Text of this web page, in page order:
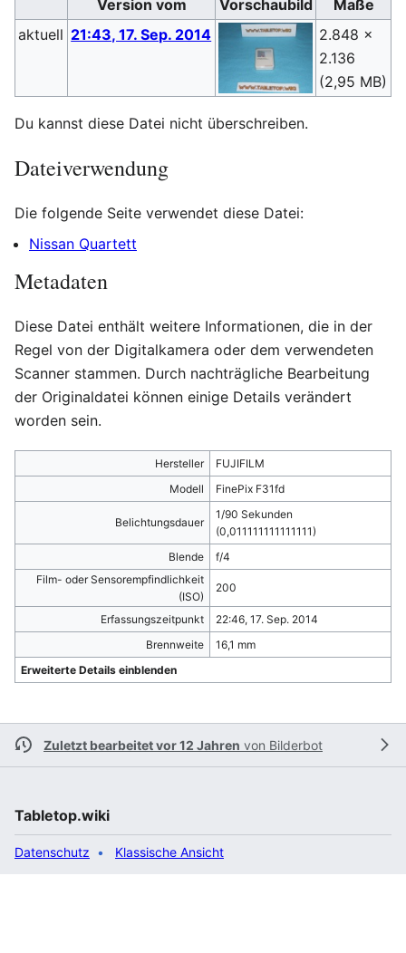
Version vom Vorschaubild
Maße
aktuell 21:43, 17. Sep. 2014
2.848 ×
2.136
(2,95 MB)
Du kannst diese Datei nicht überschreiben.
Dateiverwendung
Die folgende Seite verwendet diese Datei:
Nissan Quartett
Metadaten
Diese Datei enthält weitere Informationen, die in der
Regel von der Digitalkamera oder dem verwendeten
Scanner stammen. Durch nachträgliche Bearbeitung
der Originaldatei können einige Details verändert
worden sein.
Hersteller
FUJIFILM
Modell
FinePix F31fd
Belichtungsdauer
1/90 Sekunden
(0,011111111111111)
Blende
f/4
Film- oder Sensorempfindlichkeit
(ISO)
200
Erfassungszeitpunkt
22:46, 17. Sep. 2014
Brennweite
16,1 mm
Erweiterte Details einblenden
Zuletzt bearbeitet vor 12 Jahren von Bilderbot
Tabletop.wiki
Datenschutz Klassische Ansicht